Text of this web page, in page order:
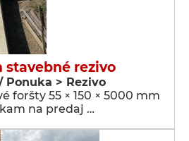
stavebné rezivo
Ponuka > Rezivo
foršty 55 × 150 × 5000 mm
na predaj …